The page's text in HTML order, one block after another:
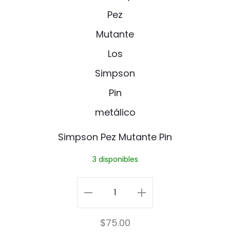
i
m
p
s
o
n
z
u
t
Simpson Pez Mutante Pin
3 disponibles
Simpson
Pez
Mutante
$75.00